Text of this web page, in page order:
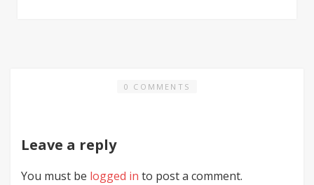
0 COMMENTS
Leave a reply
You must be logged in to post a comment.